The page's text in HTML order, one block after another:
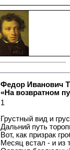
Федор Иванович
«На возвратном
1
Грустный вид и
Дальний путь
Вот, как призрак
Месяц встал - и из